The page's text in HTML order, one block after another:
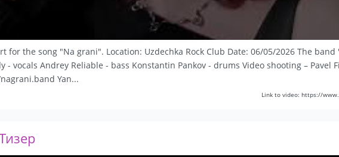
for the song "Na grani". Location: Uzdechka Rock Club Date: 06/05/2026 The band
- vocals Andrey Reliable - bass Konstantin Pankov - drums Video shooting – Pavel
Yan...
Link to video: https://